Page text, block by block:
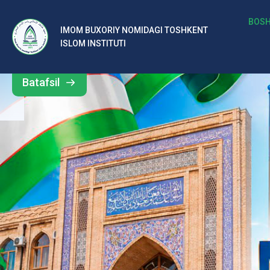
IMOM BUXORIY NOMIDAGI TOSHKENT
ISLOM INSTITUTI
b
al
ar
o‘
rt
a
si
d
Barcha
yangiliklar
Batafsil